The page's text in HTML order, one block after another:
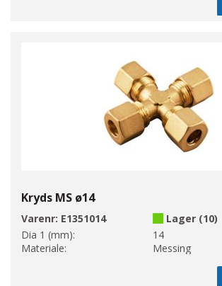
Kryds MS ø14
Varenr: E1351014
Lager (10)
Dia 1 (mm):
14
Materiale:
Messing